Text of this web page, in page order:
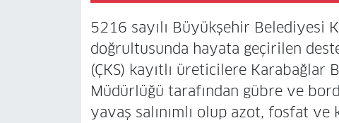
5216 sayılı Büyükşehir Belediyesi
doğrultusunda hayata geçirilen
(ÇKS) kayıtlı üreticilere Karabağlar
Müdürlüğü tarafından gübre ve
yavaş salınımlı olup azot, fosfat